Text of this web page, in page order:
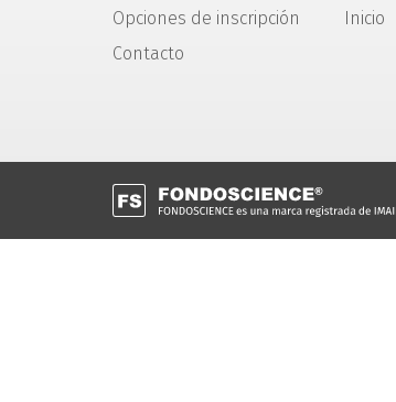
Opciones de inscripción
Contacto
Inicio